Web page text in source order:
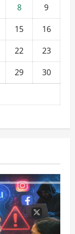
8
9
15
16
22
23
29
30